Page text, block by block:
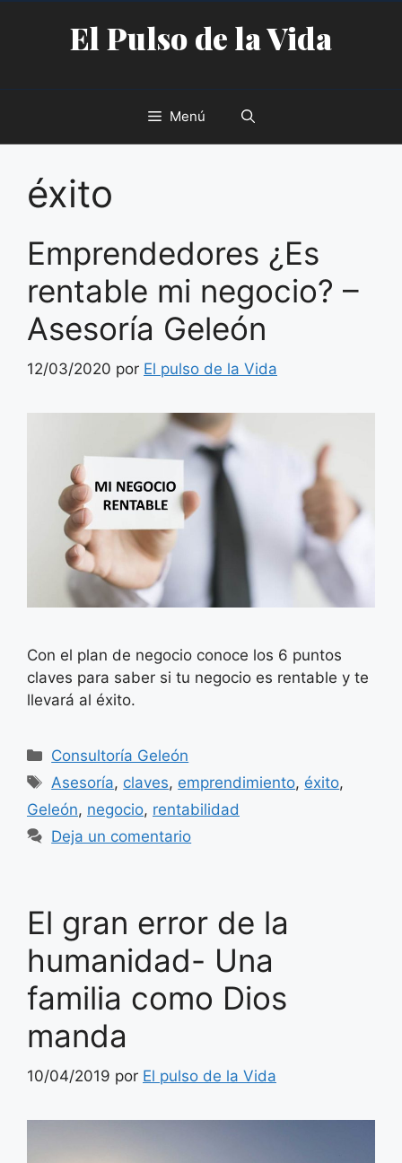
contenidoEl Pulso de la Vida
Menú
éxito
Emprendedores ¿Es
rentable mi negocio? –
Asesoría Geleón
12/03/2020 por El pulso de la Vida
Con el plan de negocio conoce los 6 puntos
claves para saber si tu negocio es rentable y te
llevará al éxito.
Categorías
Consultoría Geleón
Etiquetas
Asesoría, claves, emprendimiento, éxito,
Geleón, negocio, rentabilidad
Deja un comentario
El gran error de la
humanidad- Una
familia como Dios
manda
10/04/2019 por El pulso de la Vida